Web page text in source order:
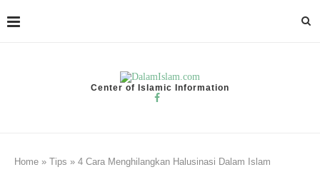
Center of Islamic Information
Home » Tips » 4 Cara Menghilangkan Halusinasi Dalam Islam